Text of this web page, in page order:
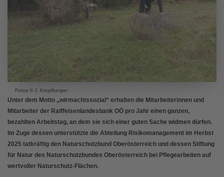
Fotos © J. Kropfberger
Unter dem Motto „wirmachtssozial“ erhalten die Mitarbeiterinnen und
Mitarbeiter der Raiffeisenlandesbank OÖ pro Jahr einen ganzen,
bezahlten Arbeitstag, an dem sie sich einer guten Sache widmen dürfen.
Im Zuge dessen unterstützte die Abteilung Risikomanagement im Herbst
2025 tatkräftig den Naturschutzbund Oberösterreich und dessen Stiftung
für Natur des Naturschutzbundes Oberösterreich bei Pflegearbeiten auf
wertvoller Naturschutz-Flächen.